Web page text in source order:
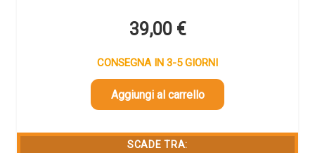
39,00 €
CONSEGNA IN 3-5 GIORNI
Aggiungi al carrello
SCADE TRA: